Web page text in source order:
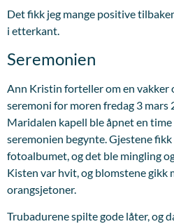
Det fikk jeg mange positive
i etterkant.
Seremonien
Ann Kristin forteller om en vakker
seremoni for moren fredag 3 mars
Maridalen kapell ble åpnet en
seremonien begynte. Gjestene
fotoalbumet, og det ble mingling
Kisten var hvit, og blomstene gikk
orangsjetoner.
Trubadurene spilte gode låter, og